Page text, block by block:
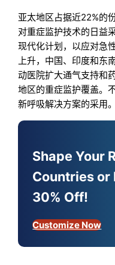
亚太地区占据近22%的
对重症监护技术的日益
现代化计划，以应对急
上升，中国、印度和东
动医院扩大通气支持和
地区的重症监护覆盖。
新呼吸解决方案的采用。
Shape Your
Countries or
30% Off!
Customize Now